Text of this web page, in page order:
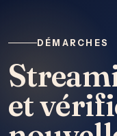
DÉMARCHES
et